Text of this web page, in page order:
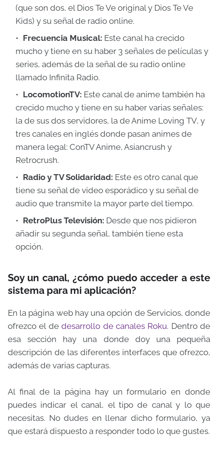
(que son dos, el Dios Te Ve original y Dios Te Ve
Kids) y su señal de radio online.
Frecuencia Musical: Este canal ha crecido
mucho y tiene en su haber 3 señales de películas y
series, además de la señal de su radio online
llamado Infinita Radio.
LocomotionTV: Este canal de anime también ha
crecido mucho y tiene en su haber varias señales:
la de sus dos servidores, la de Anime Loving TV, y
tres canales en inglés donde pasan animes de
manera legal: ConTV Anime, Asiancrush y
Retrocrush.
Radio y TV Solidaridad: Este es otro canal que
tiene su señal de video esporádico y su señal de
audio que transmite la mayor parte del tiempo.
RetroPlus Televisión: Desde que nos pidieron
añadir su segunda señal, también tiene esta
opción.
Soy un canal, ¿cómo puedo acceder a este
sistema para mi aplicación?
En la página web hay una opción de Servicios, donde
ofrezco el dedesarrollo de canales Roku. Dentro de
esa sección hay una donde doy una pequeña
descripción de las diferentes interfaces que ofrezco,
además de varias capturas.
Al final de la página hay un formulario en donde
puedes indicar el canal, el tipo de canal y lo que
necesitas. No dudes en llenar dicho formulario, ya
que estará dispuesto a responder todo lo que gustes.